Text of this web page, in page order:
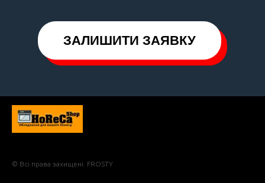
ЗАЛИШИТИ ЗАЯВКУ
© Всі права захищені. FROSTY